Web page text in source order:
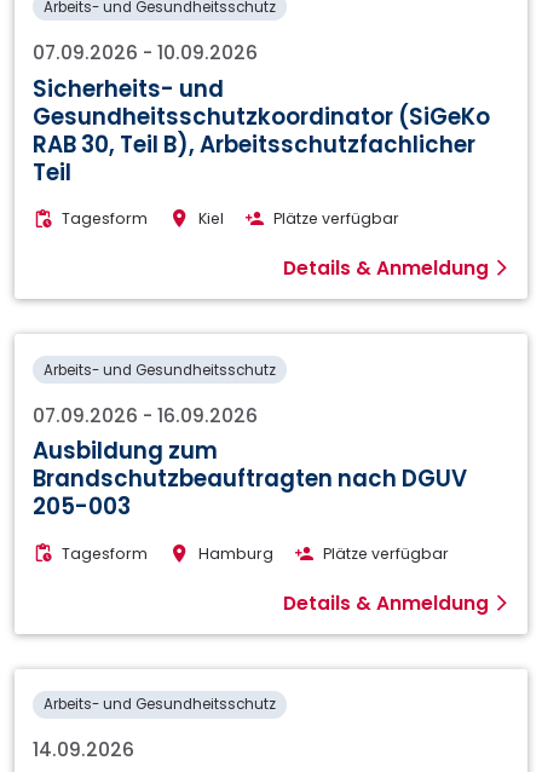
Arbeits- und Gesundheitsschutz
07.09.2026 -10.09.2026
Sicherheits- und
Gesundheitsschutzkoordinator (SiGeKo
RAB 30, Teil B), Arbeitsschutzfachlicher
Teil
Tagesform Kiel Plätze verfügbar
Details & Anmeldung
Arbeits- und Gesundheitsschutz
07.09.2026 -16.09.2026
Ausbildung zum
Brandschutzbeauftragten nach DGUV
205-003
Tagesform Hamburg Plätze verfügbar
Details & Anmeldung
Arbeits- und Gesundheitsschutz
14.09.2026